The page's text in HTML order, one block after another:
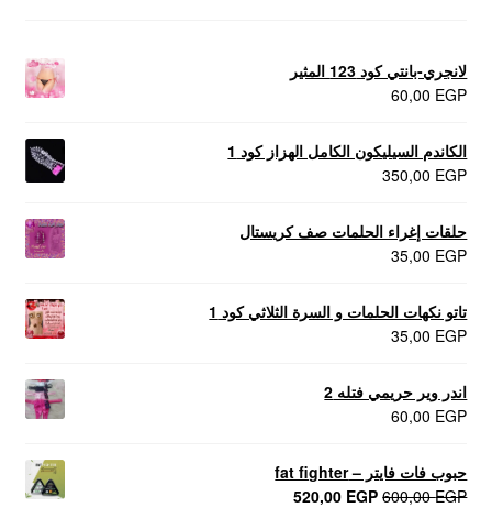
لانجري-بانتي كود 123 المثير
60,00 EGP
الكاندم السيليكون الكامل الهزاز كود 1
350,00 EGP
حلقات إغراء الحلمات صف كريستال
35,00 EGP
تاتو نكهات الحلمات و السرة الثلاثي كود 1
35,00 EGP
اندر وير حريمي فتله 2
60,00 EGP
حبوب فات فايتر – fat fighter
600,00EGP
السعر520,00 EGP
السعر